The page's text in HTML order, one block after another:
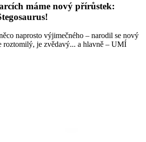
máme nový přírůstek:
naprosto výjimečného – narodil se nový
roztomilý, je zvědavý... a hlavně – UMÍ